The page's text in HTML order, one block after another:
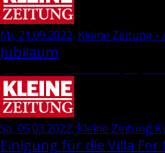
Mi, 21.09.2022, Kleine Zeitung -
Jubiläum
Sa, 05.03.2022, Kleine Zeitung
Einigung für die Villa For